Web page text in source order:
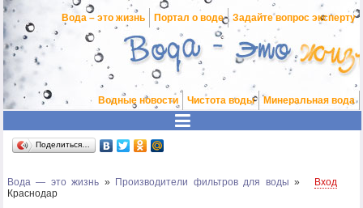
Вода – это жизнь Портал о воде Задайте вопрос эксперту
Водные новости Чистота воды Минеральная вода
Поделиться…
Вода — это жизнь » Производители фильтров для воды »
Краснодар
Вход